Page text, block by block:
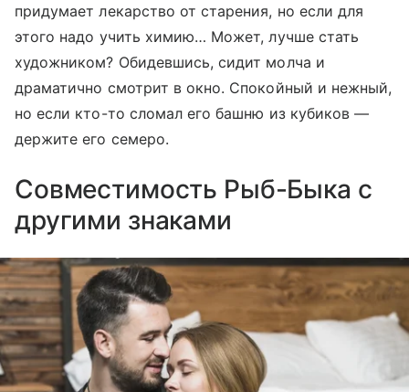
придумает лекарство от старения, но если для
этого надо учить химию… Может, лучше стать
художником? Обидевшись, сидит молча и
драматично смотрит в окно. Спокойный и нежный,
но если кто-то сломал его башню из кубиков —
держите его семеро.
Совместимость Рыб-Быка с
другими знаками